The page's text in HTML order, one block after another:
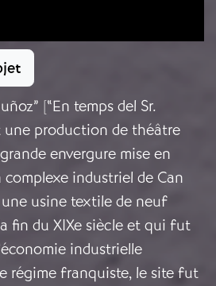
[“En temps del Sr.
une production de théâtre
envergure mise en
complexe industriel de Can
usine textile de neuf
fin du XIXe siècle et qui fut
industrielle
régime franquiste, le site fut